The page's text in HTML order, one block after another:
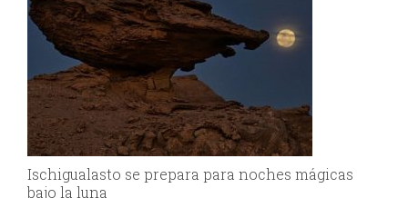
Ischigualasto se prepara para noches mágicas
bajo la luna